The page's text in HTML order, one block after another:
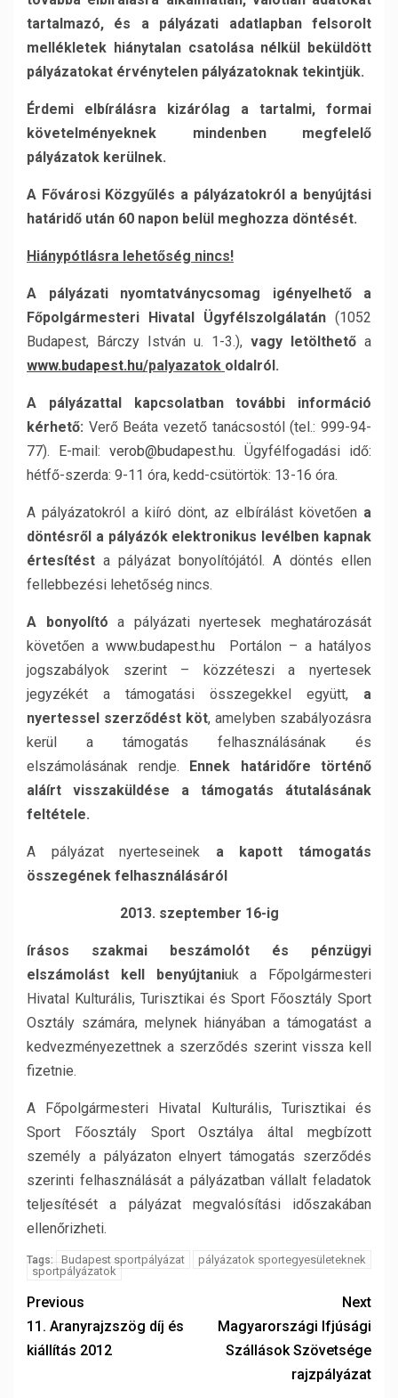
tartalmazó, és a pályázati adatlapban felsorolt
mellékletek hiánytalan csatolása nélkül beküldött
pályázatokat érvénytelen pályázatoknak tekintjük.
Érdemi elbírálásra kizárólag a tartalmi, formai
követelményeknek mindenben megfelelő
pályázatok kerülnek.
A Fővárosi Közgyűlés a pályázatokról a benyújtási
határidő után 60 napon belül meghozza döntését.
Hiánypótlásra lehetőség nincs!
A pályázati nyomtatványcsomag igényelhető a
Főpolgármesteri Hivatal Ügyfélszolgálatán (1052
Budapest, Bárczy István u. 1-3.), vagy letölthető a
www.budapest.hu/palyazatok oldalról.
A pályázattal kapcsolatban további információ
kérhető: Verő Beáta vezető tanácsostól (tel.: 999-94-
77). E-mail: verob@budapest.hu. Ügyfélfogadási idő:
hétfő-szerda: 9-11 óra, kedd-csütörtök: 13-16 óra.
A pályázatokról a kiíró dönt, az elbírálást követően a
döntésről a pályázók elektronikus levélben kapnak
értesítést a pályázat bonyolítójától. A döntés ellen
fellebbezési lehetőség nincs.
A bonyolító a pályázati nyertesek meghatározását
követően a www.budapest.hu Portálon – a hatályos
jogszabályok szerint – közzéteszi a nyertesek
jegyzékét a támogatási összegekkel együtt, a
nyertessel szerződést köt, amelyben szabályozásra
kerül a támogatás felhasználásának és
elszámolásának rendje.
Ennek határidőre történő
aláírt visszaküldése a támogatás átutalásának
feltétele.
A pályázat nyerteseinek a kapott támogatás
összegének felhasználásáról
2013. szeptember 16-ig
írásos szakmai beszámolót és pénzügyi
elszámolást kell benyújtaniuk a Főpolgármesteri
Hivatal Kulturális, Turisztikai és Sport Főosztály Sport
Osztály számára, melynek hiányában a támogatást a
kedvezményezettnek a szerződés szerint vissza kell
fizetnie.
A Főpolgármesteri Hivatal Kulturális, Turisztikai és
Sport Főosztály Sport Osztálya által megbízott
személy a pályázaton elnyert támogatás szerződés
szerinti felhasználását a pályázatban vállalt feladatok
teljesítését a pályázat megvalósítási időszakában
ellenőrizheti.
Tags: Budapest sportpályázat
pályázatok sportegyesületeknek
sportpályázatok
Previous
11. Aranyrajzszög díj és
kiállítás 2012
Next
Magyarországi Ifjúsági
Szállások Szövetsége
rajzpályázat